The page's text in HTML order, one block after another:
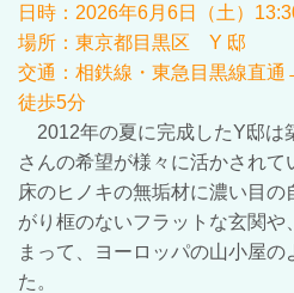
日時： 2026年6月 6日（土）
場所：東京都目黒区 Y 邸
交通： 相鉄線・東急目黒線直
徒歩5分
2012年の夏に完成したY邸は
さんの希望が様々に活かされて
床のヒノキの無垢材に濃い目の
がり框のないフラットな玄関
まって、ヨーロッパの山小屋の
た。